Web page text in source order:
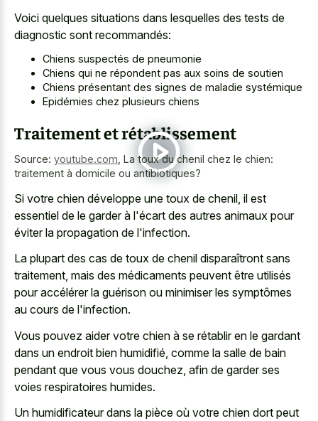
Voici quelques situations dans lesquelles des tests de
diagnostic sont recommandés:
Chiens suspectés de pneumonie
Chiens qui ne répondent pas aux soins de soutien
Chiens présentant des signes de maladie systémique
Epidémies chez plusieurs chiens
Traitement et rétablissement
Source: youtube.com La toux du chenil chez le chien:
traitement à domicile ou antibiotiques?
Si votre chien développe une toux de chenil, il est
essentiel de le garder à l'écart des autres animaux pour
éviter la propagation de l'infection.
La plupart des cas de toux de chenil disparaîtront sans
traitement, mais des médicaments peuvent être utilisés
pour accélérer la guérison ou minimiser les symptômes
au cours de l'infection.
Vous pouvez aider votre chien à se rétablir en le gardant
dans un endroit bien humidifié, comme la salle de bain
pendant que vous vous douchez, afin de garder ses
voies respiratoires humides.
Un humidificateur dans la pièce où votre chien dort peut